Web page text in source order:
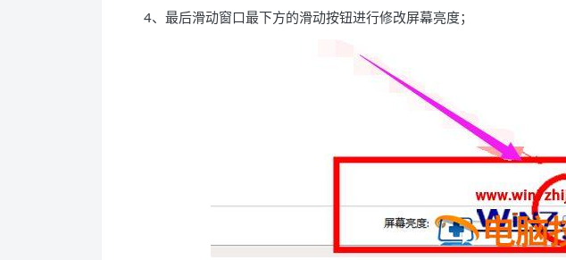
4、最后滑动窗口最下方的滑动按钮进行修改屏幕亮度；